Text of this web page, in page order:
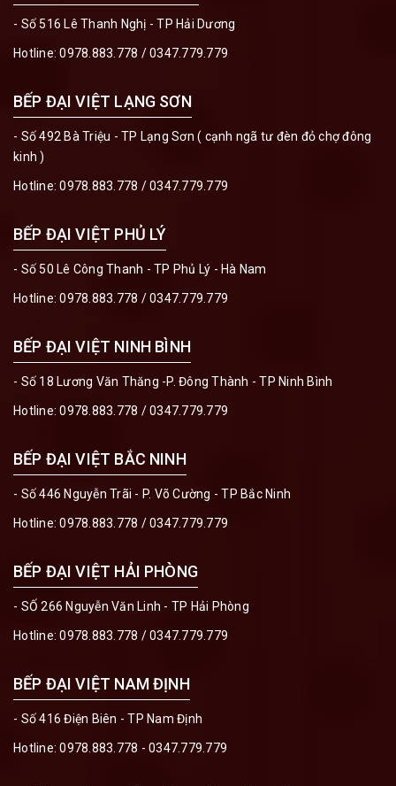
- Số 516 Lê Thanh Nghị - TP Hải Dương
Hotline:0978.883.778 /0347.779.779
BẾP ĐẠI VIỆT LẠNG SƠN
- Số 492 Bà Triệu - TP Lạng Sơn ( cạnh ngã tư đèn đỏ chợ đông
kinh )
Hotline:0978.883.778 /0347.779.779
BẾP ĐẠI VIỆT PHỦ LÝ
- Số 50 Lê Công Thanh - TP Phủ Lý - Hà Nam
Hotline:0978.883.778 /0347.779.779
BẾP ĐẠI VIỆT NINH BÌNH
- Số 18 Lương Văn Thăng -P. Đông Thành - TP Ninh Bình
Hotline:0978.883.778 /0347.779.779
BẾP ĐẠI VIỆT BẮC NINH
- Số 446 Nguyễn Trãi - P. Võ Cường - TP Bắc Ninh
Hotline:0978.883.778 /0347.779.779
BẾP ĐẠI VIỆT HẢI PHÒNG
- SỐ 266 Nguyễn Văn Linh - TP Hải Phòng
Hotline:0978.883.778 /0347.779.779
BẾP ĐẠI VIỆT NAM ĐỊNH
- Số 416 Điện Biên - TP Nam Định
Hotline:0978.883.778 - 0347.779.779